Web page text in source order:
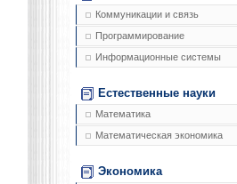
Коммуникации и связь
Программирование
Информационные системы
Естественные науки
Математика
Математическая экономика
Экономика